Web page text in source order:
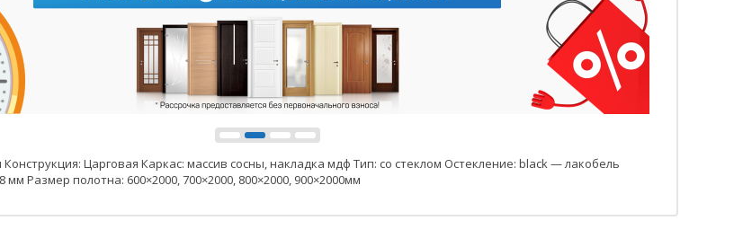
Царговая Каркас: массив сосны, накладка мдф Тип: со стеклом Остекление: black — лакобель
Размер полотна: 600×2000, 700×2000, 800×2000, 900×2000мм